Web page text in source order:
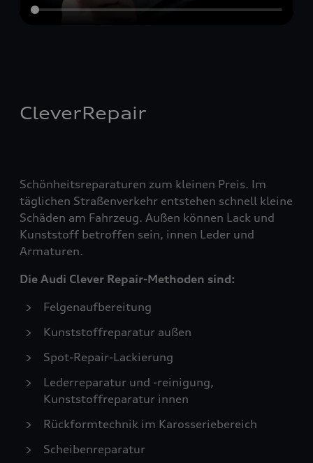
CleverRepair
Schönheitsreparaturen zum kleinen Preis. Im
täglichen Straßenverkehr entstehen schnell kleine
Schäden am Fahrzeug. Außen können Lack und
Kunststoff betroffen sein, innen Leder und
Armaturen.
Die Audi Clever Repair-Methoden sind:
Felgenaufbereitung
Kunststoffreparatur außen
Spot-Repair-Lackierung
Lederreparatur und -reinigung,
Kunststoffreparatur innen
Rückformtechnik im Karosseriebereich
Scheibenreparatur